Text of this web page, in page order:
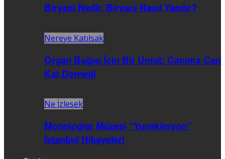
Biryani Nedir, Biryani Nasıl Yapılır?
Nereye Katılsak
Organ Bağışı İçin Bir Umut: Canıma Can
Kat Derneği
Ne İzlesek
Monologlar Müzesi “Yuvakimyon”
İstanbul Hikayeleri